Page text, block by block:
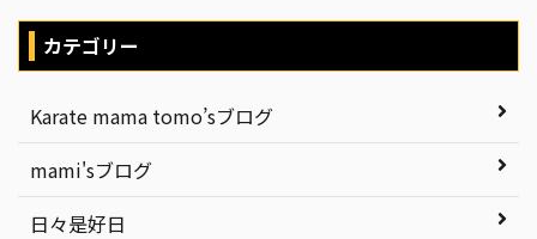
カテゴリー
Karate mama tomo’sブログ
mami'sブログ
日々是好日